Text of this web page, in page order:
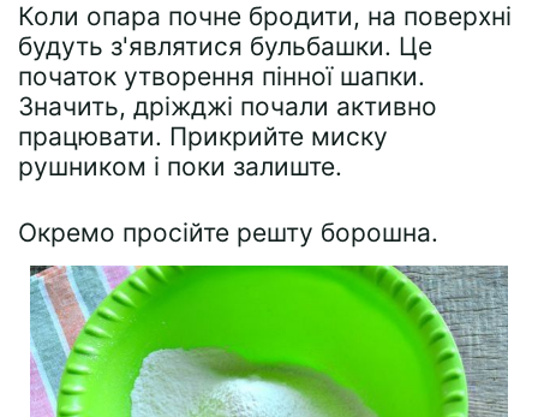
Коли опара почне бродити, на поверхні
будуть з'являтися бульбашки. Це
початок утворення пінної шапки.
Значить, дріжджі почали активно
працювати. Прикрийте миску
рушником і поки залиште.
Окремо просійте решту борошна.